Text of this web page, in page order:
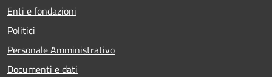
Enti e fondazioni
Politici
Personale Amministrativo
Documenti e dati